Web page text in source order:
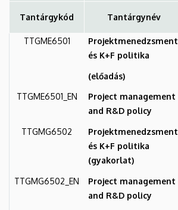
Institute
of
Sciences
Tantárgykód Tantárgynév
TTGME6501
Projektmenedzsment
és K+F politika
(előadás)
TTGME6501_EN
Project management
and R&D policy
TTGMG6502
Projektmenedzsment
és K+F politika
(gyakorlat)
TTGMG6502_EN
Project management
and R&D policy